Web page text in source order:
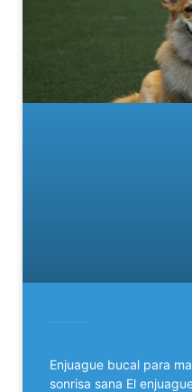
Enjuague bucal para
sonrisa sana El